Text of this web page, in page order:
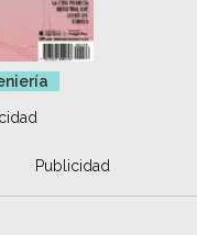
Publicidad